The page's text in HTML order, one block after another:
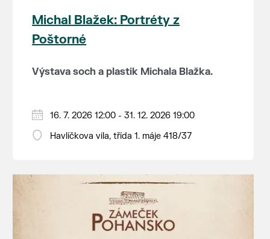
Michal Blažek: Portréty z
Poštorné
Výstava soch a plastik Michala Blažka.
osobností z oblasti hudby, filmu, politiky,
disentu, vědy, filozofie, sportu i autorova
Michal Blažek navíc své plastiky tvořil z
poštorenských keramických závodech, v
pecích, které jsou spojené i se samotnou
Havlíčkovou vilou.
čtvrtek a pátek od 12 do
19 hodin, sobota a neděle od 11 do 19 hodin.
16. 7. 2026 12:00 - 31. 12. 2026 19:00
Havlíčkova vila, třída 1. máje 418/37